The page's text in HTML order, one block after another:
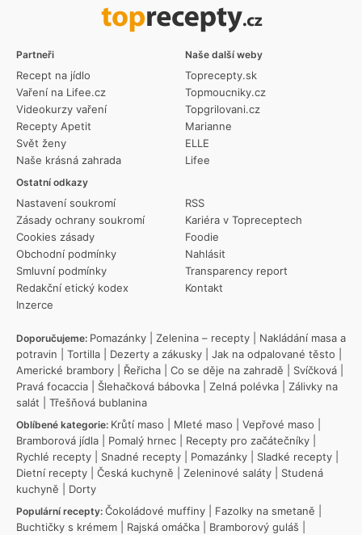
Partneři
Recept na jídlo
Vaření na Lifee.cz
Videokurzy vaření
Recepty Apetit
Svět ženy
Naše krásná zahrada
Ostatní odkazy
Nastavení soukromí
Zásady ochrany soukromí
Cookies zásady
Obchodní podmínky
Smluvní podmínky
Redakční etický kodex
Inzerce
RSS
Kariéra v Topreceptech
Foodie
Nahlásit
Transparency report
Kontakt
Naše další weby
Toprecepty.sk
Topmoucniky.cz
Topgrilovani.cz
Marianne
ELLE
Lifee
Doporučujeme: Pomazánky Zelenina – recepty
Nakládání masa a
potravin
Tortilla Dezerty a zákusky Jak na odpalované těsto
Americké brambory
Řeřicha Co se děje na zahradě Svíčková
Pravá focaccia
Šlehačková bábovka Zelná polévka
Zálivky na
salát
Třešňová bublanina
Oblíbené kategorie: Krůtí maso Mleté maso Vepřové maso
Bramborová jídla
Pomalý hrnec Recepty pro začátečníky
Rychlé recepty
Snadné recepty Pomazánky Sladké recepty
Dietní recepty
Česká kuchyně Zeleninové saláty
Studená
kuchyně
Dorty
Populární recepty: Čokoládové muffiny Fazolky na smetaně
Buchtičky s krémem
Rajská omáčka Bramborový guláš